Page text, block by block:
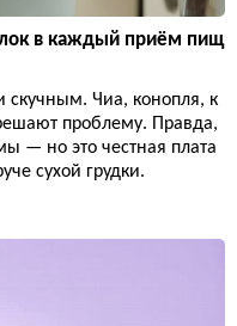
в каждый приём пищ
скучным. Чиа, конопля, к
проблему. Правда,
— но это честная плата
сухой грудки.